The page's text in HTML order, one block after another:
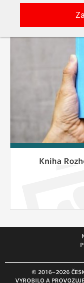
POTŘEBNÉ
Technické
ČVUT pro
vlastností a
nezbytné pro
ANALYTICKÉ
Slouží pro
statistických
vylepšovat naše
cookies systémů
těmto účelům
Využívané za
správných
cookies systémů
s analýzou
OSTATNÍ
Kniha
© 2016–2026
VYROBILO A